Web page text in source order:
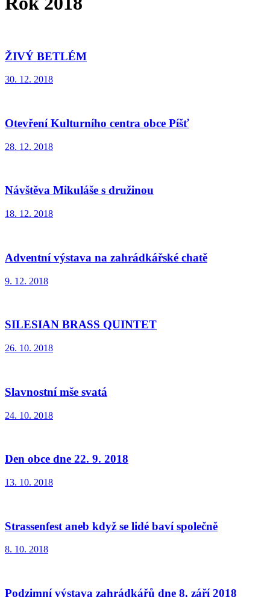
ŽIVÝ BETLÉM
30. 12. 2018
Otevření Kulturního centra obce Píšť
28. 12. 2018
Návštěva Mikuláše s družinou
18. 12. 2018
Adventní výstava na zahrádkářské chatě
9. 12. 2018
SILESIAN BRASS QUINTET
26. 10. 2018
Slavnostní mše svatá
24. 10. 2018
Den obce dne 22. 9. 2018
13. 10. 2018
Strassenfest aneb když se lidé baví společně
8. 10. 2018
Podzimní výstava zahrádkářů dne 8. září 2018